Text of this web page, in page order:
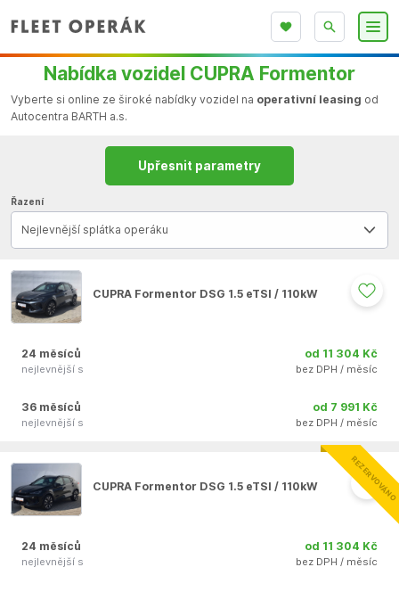
Nabídka vozidel CUPRA Formentor
Vyberte si online ze široké nabídky vozidel na operativní leasing od
Autocentra BARTH a.s.
Upřesnit parametry
Řazení
Nejlevnější splátka operáku
CUPRA Formentor DSG 1.5 eTSI / 110kW
24 měsíců
nejlevnější s
od 11 304 Kč
bez DPH / měsíc
36 měsíců
nejlevnější s
od 7 991 Kč
bez DPH / měsíc
CUPRA Formentor DSG 1.5 eTSI / 110kW
24 měsíců
nejlevnější s
od 11 304 Kč
bez DPH / měsíc
REZERVOVÁNO